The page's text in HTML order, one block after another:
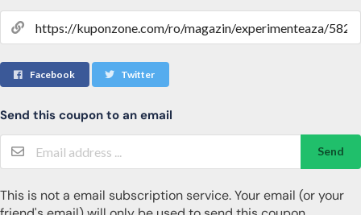
Facebook Twitter
Send this coupon to an email
Send
This is not a email subscription service. Your email (or your